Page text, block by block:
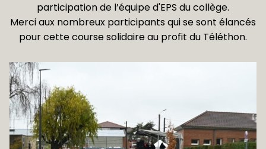
participation de l’équipe d'EPS du collège.
Merci aux nombreux participants qui se sont élancés
pour cette course solidaire au profit du Téléthon.